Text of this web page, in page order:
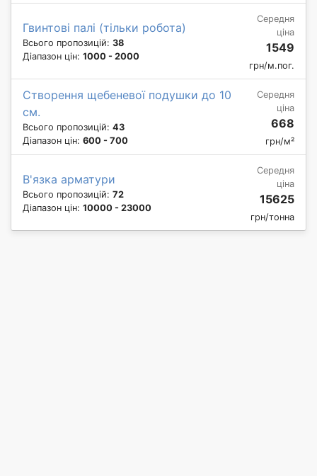
Гвинтові палі (тільки робота)
Всього пропозицій: 38
Діапазон цін: 1000 - 2000
Середня
ціна
1549
грн/м.пог.
Створення щебеневої подушки до 10
см.
Всього пропозицій: 43
Діапазон цін: 600 - 700
Середня
ціна
668
грн/м²
В'язка арматури
Всього пропозицій: 72
Діапазон цін: 10000 - 23000
Середня
ціна
15625
грн/тонна